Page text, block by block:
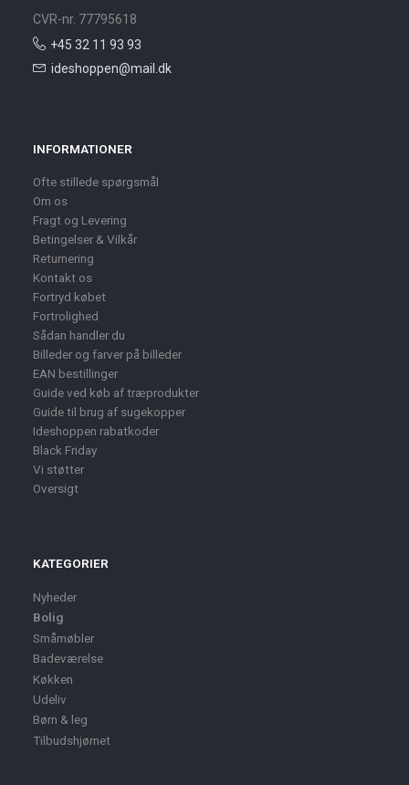
CVR-nr. 77795618
+45 32 11 93 93
ideshoppen@mail.dk
INFORMATIONER
Ofte stillede spørgsmål
Om os
Fragt og Levering
Betingelser & Vilkår
Returnering
Kontakt os
Fortryd købet
Fortrolighed
Sådan handler du
Billeder og farver på billeder
EAN bestillinger
Guide ved køb af træprodukter
Guide til brug af sugekopper
Ideshoppen rabatkoder
Black Friday
Vi støtter
Oversigt
KATEGORIER
Nyheder
Bolig
Småmøbler
Badeværelse
Køkken
Udeliv
Børn & leg
Tilbudshjørnet